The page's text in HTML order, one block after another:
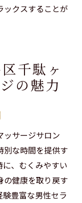
ックスすることが
千駄ヶ
の魅力
ッサージサロン
別な時間を提供す
に、むくみやすい
の健康を取り戻す
豊富な男性セラ